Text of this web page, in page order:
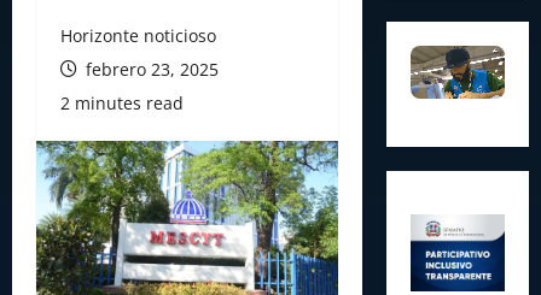
Horizonte noticioso
febrero 23, 2025
2 minutes read